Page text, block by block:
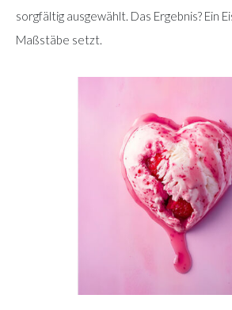
sorgfältig ausgewählt. Das Ergebnis? Ein
Maßstäbe setzt.